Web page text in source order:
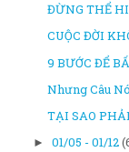
ĐỪNG THỂ
CUỘC ĐỜI
9 BƯỚC ĐỂ
Nhưng Câu
TẠI SAO
► 01/05 - 01/12